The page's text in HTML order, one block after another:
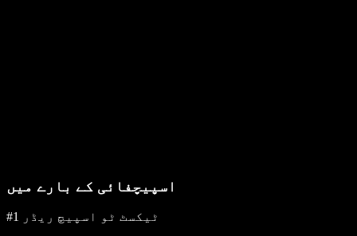
اسپیچفائی کے بارے میں
#1 ٹیکسٹ ٹو اسپیچ ریڈر